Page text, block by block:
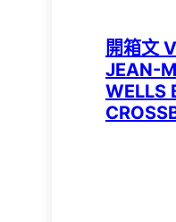
開箱文
JEAN-
WELLS